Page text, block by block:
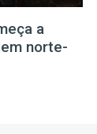
a
norte-